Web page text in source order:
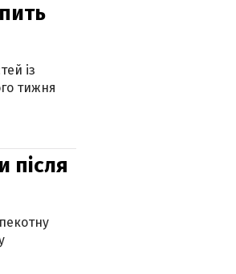
із
тижня
після